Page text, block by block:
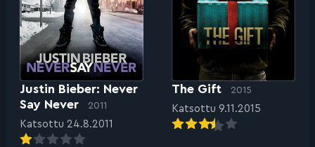
Justin Bieber: Never
Say Never
2011
Katsottu 24.8.2011
The Gift 2015
Katsottu 9.11.2015